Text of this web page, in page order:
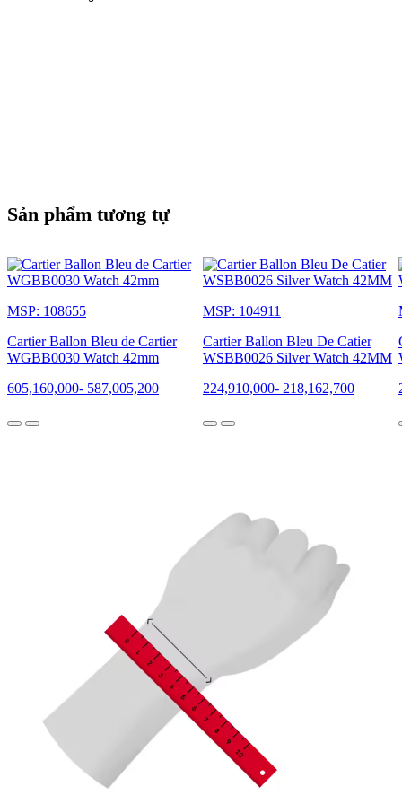
Sản phẩm tương tự
MSP: 108655
Cartier Ballon Bleu de Cartier
WGBB0030 Watch 42mm
605,160,000- 587,005,200
MSP: 104911
Cartier Ballon Bleu De Catier
WSBB0026 Silver Watch 42MM
224,910,000- 218,162,700